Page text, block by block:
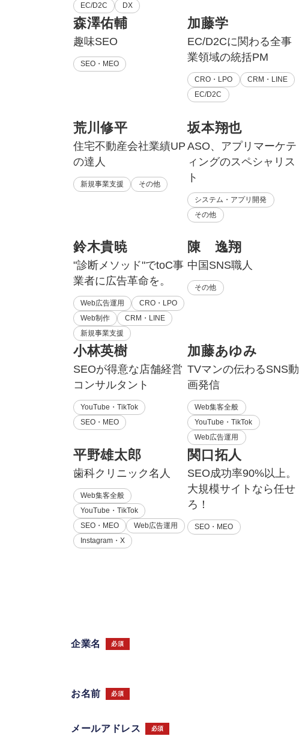
EC/D2C
DX
森澤佑輔
趣味SEO
SEO・MEO
加藤学
EC/D2Cに関わる全事
業領域の統括PM
CRO・LPO
CRM・LINE
EC/D2C
荒川修平
住宅不動産会社業績UP
の達人
新規事業支援 その他
坂本翔也
ASO、アプリマーケテ
ィングのスペシャリス
ト
システム・アプリ開発
その他
鈴木貴暁
"診断メソッド"でtoC事
業者に広告革命を。
Web広告運用
CRO・LPO
Web制作
CRM・LINE
新規事業支援
陳 逸翔
中国SNS職人
その他
小林英樹
SEOが得意な店舗経営
コンサルタント
YouTube・TikTok
SEO・MEO
加藤あゆみ
TVマンの伝わるSNS動
画発信
Web集客全般
YouTube・TikTok
Web広告運用
平野雄太郎
歯科クリニック名人
Web集客全般
YouTube・TikTok
SEO・MEO
Web広告運用
Instagram・X
関口拓人
SEO成功率90%以上。
大規模サイトなら任せ
ろ！
SEO・MEO
企業名 必須
お名前 必須
メールアドレス 必須